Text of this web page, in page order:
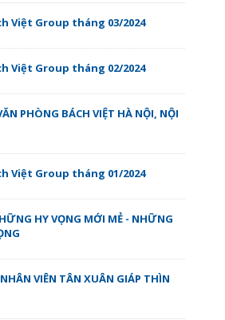
Việt Group tháng 03/2024
Việt Group tháng 02/2024
PHÒNG BÁCH VIỆT HÀ NỘI, NỘI
Việt Group tháng 01/2024
HY VỌNG MỚI MẺ - NHỮNG
VIÊN TÂN XUÂN GIÁP THÌN